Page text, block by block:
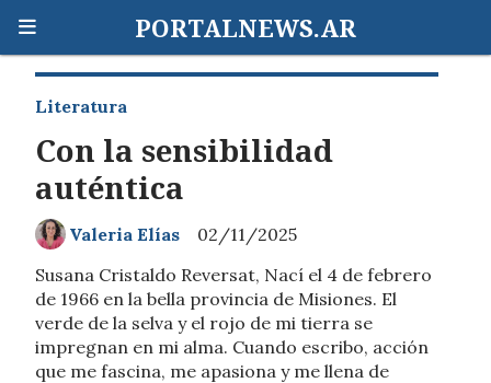
PORTALNEWS.AR
Con la sensibilidad
auténtica
Susana Cristaldo Reversat, Nací el 4 de febrero
de 1966 en la bella provincia de Misiones. El
verde de la selva y el rojo de mi tierra se
impregnan en mi alma. Cuando escribo, acción
que me fascina, me apasiona y me llena de
Literatura
02/11/2025
Valeria Elías